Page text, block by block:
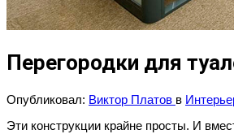
Перегородки для
Опубликовал: Виктор Платов в
Эти конструкции крайне просты. И